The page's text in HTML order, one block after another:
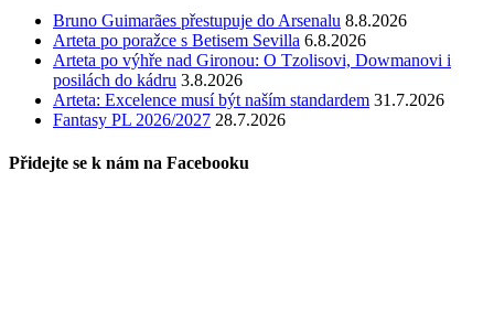
Bruno Guimarães přestupuje do Arsenalu 8.8.2026
Arteta po poražce s Betisem Sevilla 6.8.2026
Arteta po výhře nad Gironou: O Tzolisovi, Dowmanovi i
posilách do kádru 3.8.2026
Arteta: Excelence musí být naším standardem 31.7.2026
Fantasy PL 2026/2027 28.7.2026
Přidejte se k nám na Facebooku